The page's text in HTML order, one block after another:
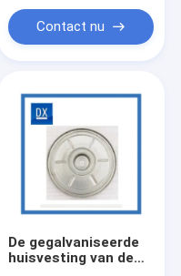
Contact nu
De gegalvaniseerde
huisvesting van de